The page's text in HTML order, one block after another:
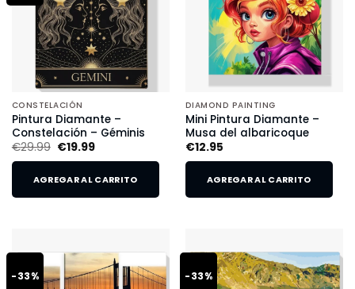
CONSTELACIÓN
Pintura Diamante –
Constelación – Géminis
€29.99 €19.99
AGREGAR AL CARRITO
DIAMOND PAINTING
Mini Pintura Diamante –
Musa del albaricoque
€12.95
AGREGAR AL CARRITO
-33% -33%